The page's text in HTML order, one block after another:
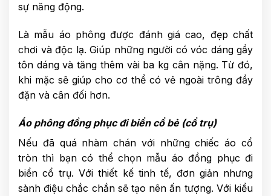
sự năng động.
Là mẫu áo phông được đánh giá cao, đẹp chất
chơi và độc lạ. Giúp những người có vóc dáng gầy
tôn dáng và tăng thêm vài ba kg cân nặng. Từ đó,
khi mặc sẽ giúp cho cơ thể có vẻ ngoài trông đầy
đặn và cân đối hơn.
Áo phông đồng phục đi biển cổ bẻ (cổ trụ)
Nếu đã quá nhàm chán với những chiếc áo cổ
tròn thì bạn có thể chọn mẫu áo đồng phục đi
biển cổ trụ. Với thiết kế tinh tế, đơn giản nhưng
sành điệu chắc chắn sẽ tạo nên ấn tượng. Với kiểu